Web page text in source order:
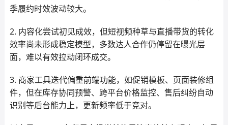
季履约时效波动较大。
2. 内容化尝试初见成效，但短视频种草与直播带货的转化
效率尚未形成稳定模型，多数达人合作仍停留在曝光层
面，难以有效拉动闭环成交。
3. 商家工具迭代偏重前端功能，如促销模板、页面装修组
件，但在库存协同预警、跨平台价格监控、售后纠纷自动
识别等后台能力上，更新频率低于竞对。